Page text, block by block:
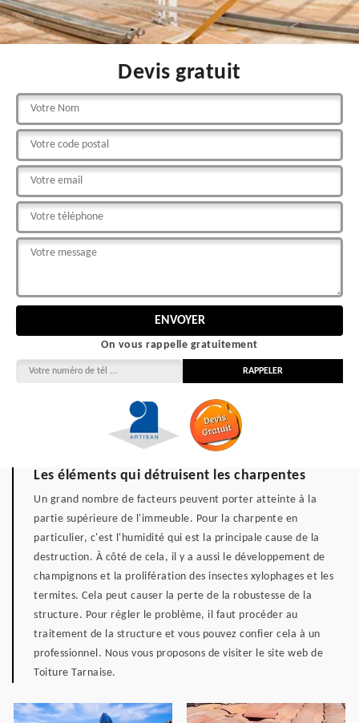
Devis gratuit
On vous rappelle gratuitement
Les éléments qui détruisent les charpentes
Un grand nombre de facteurs peuvent porter atteinte à la
partie supérieure de l'immeuble. Pour la charpente en
particulier, c'est l'humidité qui est la principale cause de la
destruction. À côté de cela, il y a aussi le développement de
champignons et la prolifération des insectes xylophages et les
termites. Cela peut causer la perte de la robustesse de la
structure. Pour régler le problème, il faut procéder au
traitement de la structure et vous pouvez confier cela à un
professionnel. Nous vous proposons de visiter le site web de
Toiture Tarnaise.